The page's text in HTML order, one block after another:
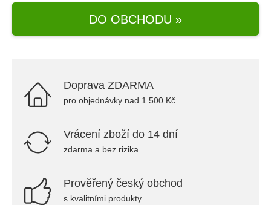
DO OBCHODU »
Doprava ZDARMA
pro objednávky nad 1.500 Kč
Vrácení zboží do 14 dní
zdarma a bez rizika
Prověřený český obchod
s kvalitními produkty